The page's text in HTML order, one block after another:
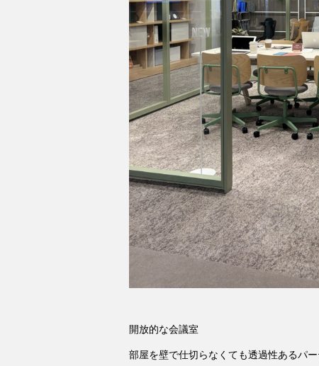
開放的な会議室
部屋を壁で仕切らなくても透過性あるパ